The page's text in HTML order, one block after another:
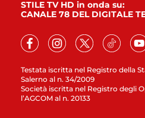
Testata iscritta nel Registro della
Salerno al n. 34/2009
Società iscritta nel Registro degli
l’AGCOM al n. 20133
STILE TV HD in onda su:
CANALE 78 DEL DIGITALE